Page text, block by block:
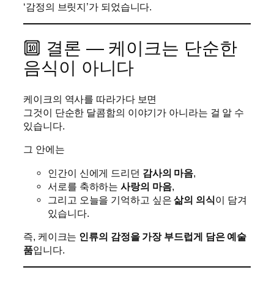
‘감정의 브릿지’가 되었습니다.
🔟 결론 — 케이크는 단순한
음식이 아니다
케이크의 역사를 따라가다 보면
그것이 단순한 달콤함의 이야기가 아니라는 걸 알 수
있습니다.
그 안에는
인간이 신에게 드리던 감사의 마음
서로를 축하하는 사랑의 마음,
그리고 오늘을 기억하고 싶은삶의 의식이 담겨
있습니다.
즉, 케이크는 인류의 감정을 가장 부드럽게 담은 예술
품입니다.